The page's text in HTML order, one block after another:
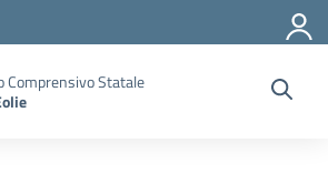
Comprensivo Statale